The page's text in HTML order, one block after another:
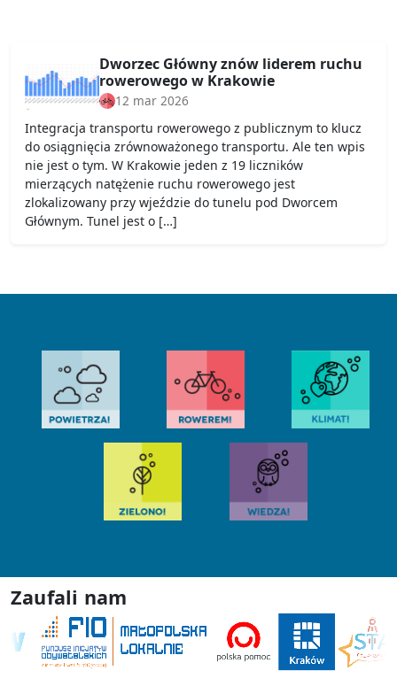
Dworzec Główny znów liderem ruchu
rowerowego w Krakowie
12 mar 2026
Integracja transportu rowerowego z publicznym to klucz
do osiągnięcia zrównoważonego transportu. Ale ten wpis
nie jest o tym. W Krakowie jeden z 19 liczników
mierzących natężenie ruchu rowerowego jest
zlokalizowany przy wjeździe do tunelu pod Dworcem
Głównym. Tunel jest o […]
Zaufali nam